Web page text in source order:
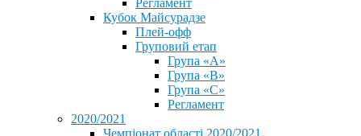
Регламент
Кубок Майсурадзе
Плей-офф
Груповий етап
Група «А»
Група «B»
Група «C»
Регламент
2020/2021
Чемпіонат області 2020/2021